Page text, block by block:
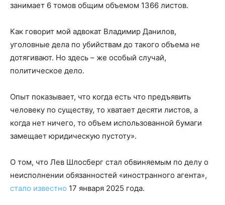
занимает 6 томов общим объемом 1366 листов.
Как говорит мой адвокат Владимир Данилов,
уголовные дела по убийствам до такого объема не
дотягивают. Но здесь – же особый случай,
политическое дело.
Опыт показывает, что когда есть что предъявить
человеку по существу, то хватает десяти листов, а
когда нет ничего, то объем использованной бумаги
замещает юридическую пустоту».
О том, что Лев Шлосберг стал обвиняемым по делу о
неисполнении обязанностей «иностранного агента»,
стало известно 17 января 2025 года.